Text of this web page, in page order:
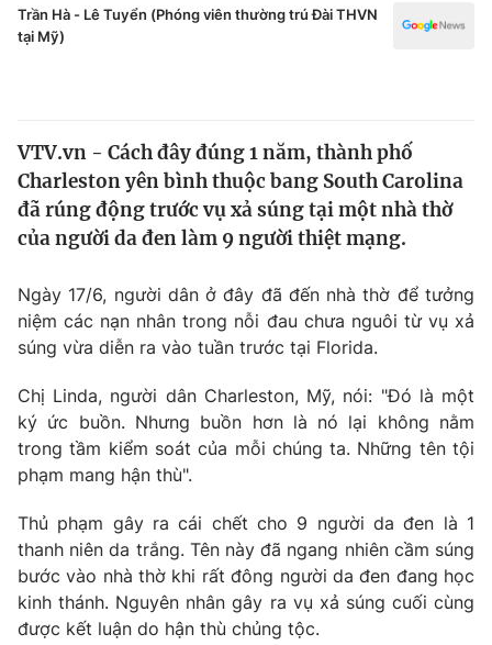
Pháp luật
Thế giới
Tin tức
Thế giới đó đây
Câu chuyện quốc tế
Kinh tế
Thị trường
Góc doanh nghiệp
Dữ liệu và đời sống
Truyền hình
Phim VTV
Hậu trường
Nhân vật
Khán giả
Giải sao mai
Giải trí
Điện ảnh
Sao
Đời sống
Du lịch
Làm đẹp
Chất lượng cuộc sống
Giáo dục
Tuyển sinh
Học trực tuyến
Công nghệ
Đời sống
Trần Hà - Lê Tuyển (Phóng viên thường trú Đài THVN
tại Mỹ)
VTV.vn - Cách đây đúng 1 năm, thành phố
Charleston yên bình thuộc bang South Carolina
đã rúng động trước vụ xả súng tại một nhà thờ
của người da đen làm 9 người thiệt mạng.
Ngày 17/6, người dân ở đây đã đến nhà thờ để tưởng
niệm các nạn nhân trong nỗi đau chưa nguôi từ vụ xả
súng vừa diễn ra vào tuần trước tại Florida.
Chị Linda, người dân Charleston, Mỹ, nói: "Đó là một
ký ức buồn. Nhưng buồn hơn là nó lại không nằm
trong tầm kiểm soát của mỗi chúng ta. Những tên tội
phạm mang hận thù".
Thủ phạm gây ra cái chết cho 9 người da đen là 1
thanh niên da trắng. Tên này đã ngang nhiên cầm súng
bước vào nhà thờ khi rất đông người da đen đang học
kinh thánh. Nguyên nhân gây ra vụ xả súng cuối cùng
được kết luận do hận thù chủng tộc.